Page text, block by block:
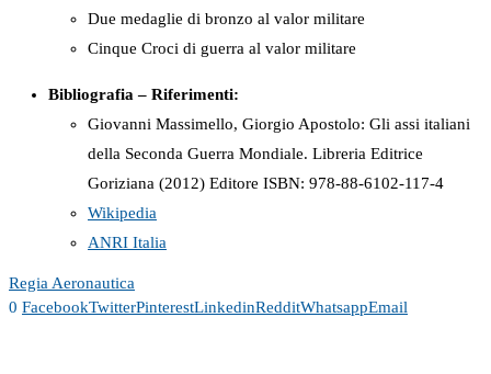
Due medaglie di bronzo al valor militare
Cinque Croci di guerra al valor militare
Bibliografia – Riferimenti:
Giovanni Massimello, Giorgio Apostolo: Gli assi italiani
della Seconda Guerra Mondiale. Libreria Editrice
Goriziana (2012) Editore ISBN: 978-88-6102-117-4
Wikipedia
ANRI Italia
Regia Aeronautica
0 FacebookTwitterPinterestLinkedinRedditWhatsappEmail